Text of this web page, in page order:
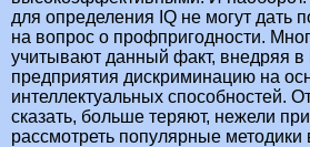
для определения IQ не могут дать
на вопрос о профпригодности.
учитывают данный факт, внедряя в
предприятия дискриминацию на
интеллектуальных способностей.
сказать, больше теряют, нежели
рассмотреть популярные методики